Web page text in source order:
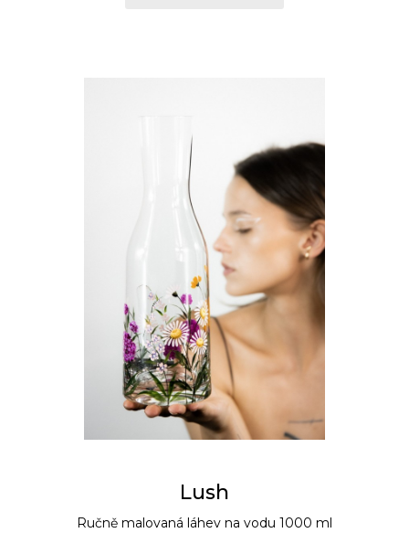
Lush
Ručně malovaná láhev na vodu 1000 ml